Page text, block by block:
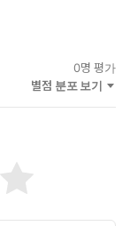
0명 평가
별점 분포 보기